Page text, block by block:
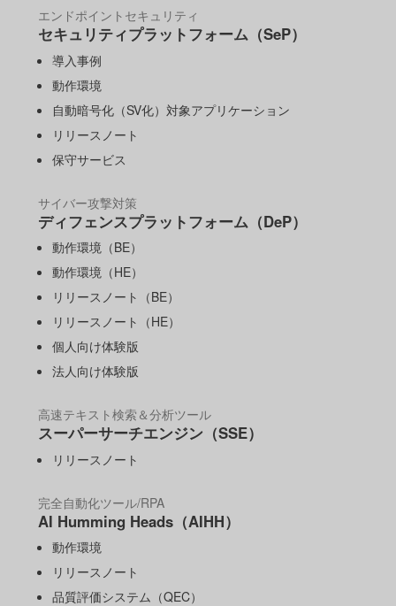
エンドポイントセキュリティ
セキュリティプラットフォーム（SeP）
導入事例
動作環境
自動暗号化（SV化）対象アプリケーション
リリースノート
保守サービス
サイバー攻撃対策
ディフェンスプラットフォーム（DeP）
動作環境（BE）
動作環境（HE）
リリースノート（BE）
リリースノート（HE）
個人向け体験版
法人向け体験版
高速テキスト検索＆分析ツール
スーパーサーチエンジン（SSE）
リリースノート
完全自動化ツール/RPA
AI Humming Heads（AIHH）
動作環境
リリースノート
品質評価システム（QEC）